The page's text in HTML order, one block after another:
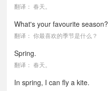
翻译： 春天。
What's your favourite season?
翻译： 你最喜欢的季节是什么？
Spring.
翻译： 春天。
In spring, I can fly a kite.